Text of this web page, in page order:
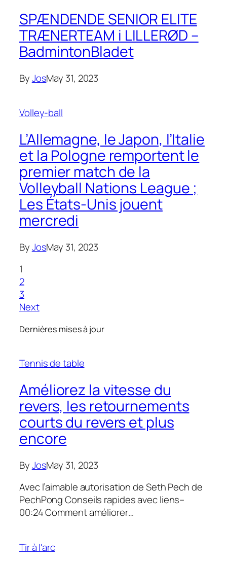
SPÆNDENDE SENIOR ELITE
TRÆNERTEAM i LILLERØD –
BadmintonBladet
ByJosMay 31, 2023
Volley-ball
L’Allemagne, le Japon, l’Italie
et la Pologne remportent le
premier match de la
Volleyball Nations League ;
Les États-Unis jouent
mercredi
ByJosMay 31, 2023
1
2
3
Next
Dernières mises à jour
Tennis de table
Améliorez la vitesse du
revers, les retournements
courts du revers et plus
encore
ByJosMay 31, 2023
Avec l’aimable autorisation de Seth Pech de
PechPong Conseils rapides avec liens–
00:24 Comment améliorer…
Tir à l'arc